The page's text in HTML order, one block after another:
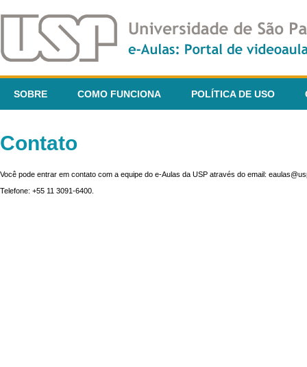
SOBRE COMO FUNCIONA POLÍTICA DE USO
Contato
Você pode entrar em contato com a equipe do e-Aulas da USP através do email:
Telefone: +55 11 3091-6400.